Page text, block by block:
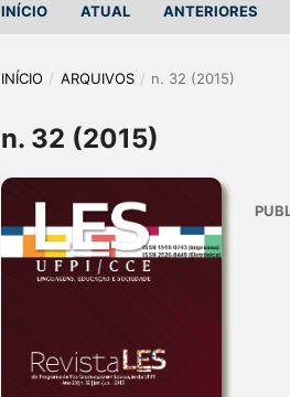
INÍCIO ATUAL ANTERIORES
INÍCIO / ARQUIVOS / n. 32 (2015)
n. 32 (2015)